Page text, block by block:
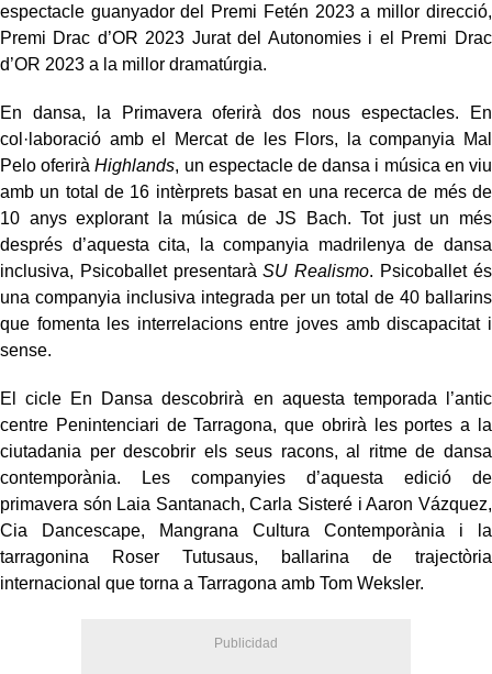
espectacle guanyador del Premi Fetén 2023 a millor direcció,
Premi Drac d’OR 2023 Jurat del Autonomies i el Premi Drac
d’OR 2023 a la millor dramatúrgia.
En dansa, la Primavera oferirà dos nous espectacles. En
col·laboració amb el Mercat de les Flors, la companyia Mal
Pelo oferiràHighlands, un espectacle de dansa i música en viu
amb un total de 16 intèrprets basat en una recerca de més de
10 anys explorant la música de JS Bach. Tot just un més
després d’aquesta cita, la companyia madrilenya de dansa
inclusiva, Psicoballet presentaràSU Realismo. Psicoballet és
una companyia inclusiva integrada per un total de 40 ballarins
que fomenta les interrelacions entre joves amb discapacitat i
sense.
El cicle En Dansa descobrirà en aquesta temporada l’antic
centre Penintenciari de Tarragona, que obrirà les portes a la
ciutadania per descobrir els seus racons, al ritme de dansa
contemporània. Les companyies d’aquesta edició de
primavera són Laia Santanach, Carla Sisteré i Aaron Vázquez,
Cia Dancescape, Mangrana Cultura Contemporània i la
tarragonina Roser Tutusaus, ballarina de trajectòria
internacional que torna a Tarragona amb Tom Weksler.